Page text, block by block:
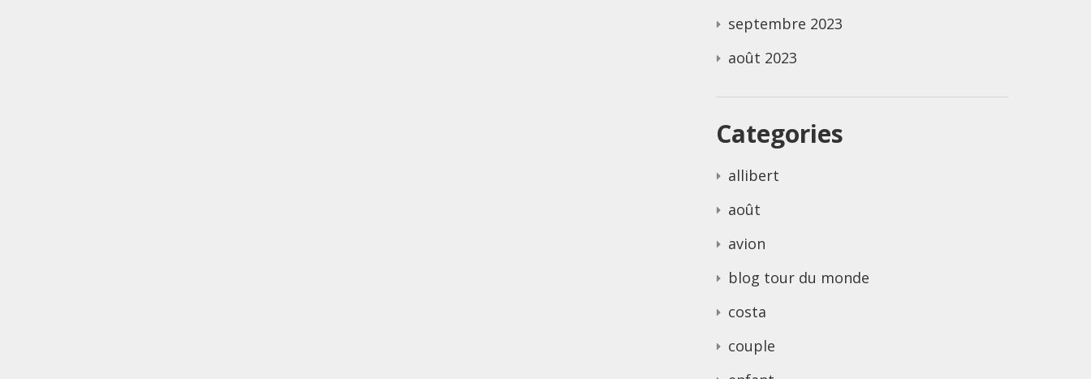
septembre 2023
août 2023
Categories
allibert
août
avion
blog tour du monde
costa
couple